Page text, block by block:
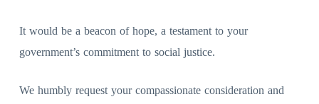
It would be a beacon of hope, a testament to your
government’s commitment to social justice.
We humbly request your compassionate consideration and